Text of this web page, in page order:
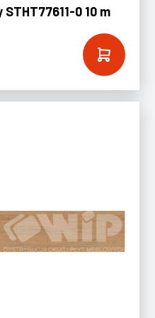
0 10 m